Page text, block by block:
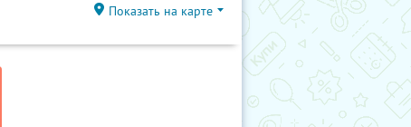
Показать на карте